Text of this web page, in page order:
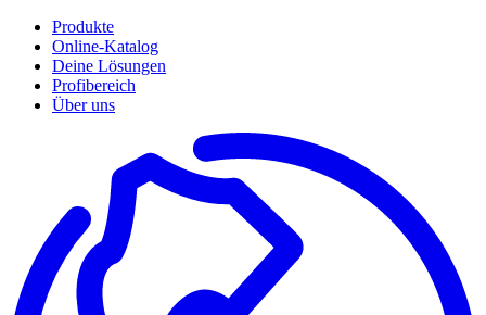
Produkte
Online-Katalog
Deine Lösungen
Profibereich
Über uns